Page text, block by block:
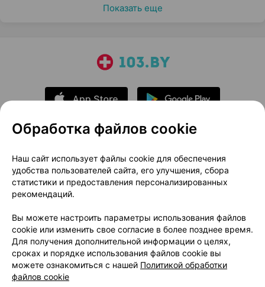
Показать еще
О проекте
Новости проекта
Размещение рекламы
Медицинский маркетинг
Публичный договор
Доставка
Способы оплаты
Вакансии
Партнеры
Написать руководителю 103.by
Написать в поддержку
Персональные настройки Cookie
Обработка файлов cookie
Наш сайт использует файлы cookie для обеспечения
удобства пользователей сайта, его улучшения, сбора
статистики и предоставления персонализированных
рекомендаций.
Вы можете настроить параметры использования файлов
cookie или изменить свое согласие в более позднее время.
Для получения дополнительной информации о целях,
сроках и порядке использования файлов cookie вы
можете ознакомиться с нашей Политикой обработки
файлов cookie